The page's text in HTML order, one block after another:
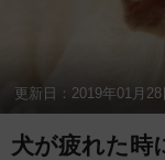
更新日： 2019年01月28
犬が疲れた時